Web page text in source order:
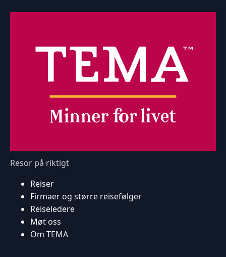
Resor på riktigt
Reiser
Firmaer og større reisefølger
Reiseledere
Møt oss
Om TEMA